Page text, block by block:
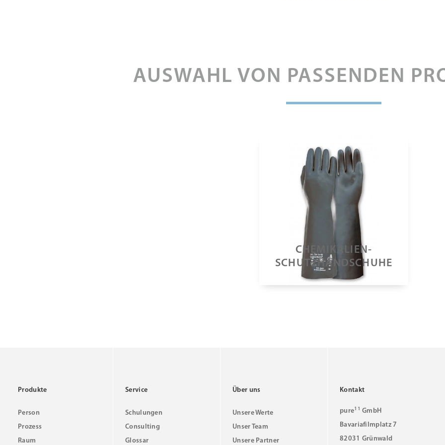
AUSWAHL VON PASSENDEN
CHEMIKALIEN-
SCHUTZHANDSCHUHE
Produkte
Person
Prozess
Raum
Service
Schulungen
Consulting
Glossar
Über uns
Unsere Werte
Unser Team
Unsere Partner
Kontakt
pure11 GmbH
Bavariafilmplatz 7
82031 Grünwald